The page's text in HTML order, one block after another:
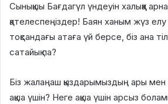
Сынықшы Бағдагүл үндеуін халыққа
қателеспеңіздер! Баян ханым жүз
тоқсандағы атаға үй берсе, біз ана
сатайық па?
Біз жалаңаш қыздарымыздың ары мен
ақша үшін? Неге ақша үшін арсыз